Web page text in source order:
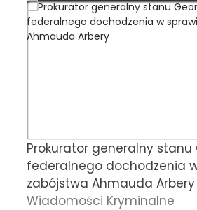
Prokurator generalny stanu
federalnego dochodzenia
zabójstwa Ahmauda Arbery
Wiadomości Kryminalne